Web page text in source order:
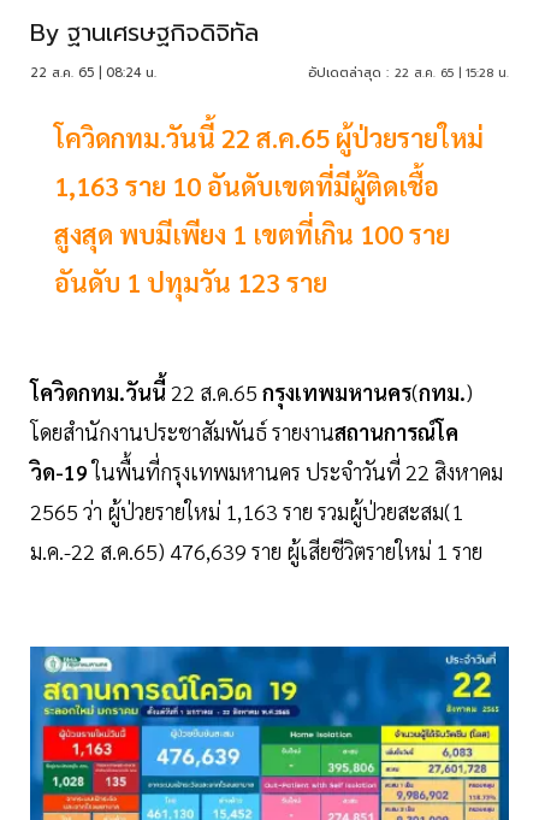
By ฐานเศรษฐกิจดิจิทัล
22 ส.ค. 65 | 08:24 น. อัปเดตล่าสุด : 22 ส.ค. 65 | 15:28 น.
โควิดกทม.วันนี้ 22 ส.ค.65 ผู้ป่วยรายใหม่
1,163 ราย 10 อันดับเขตที่มีผู้ติดเชื้อ
สูงสุด พบมีเพียง 1 เขตที่เกิน 100 ราย
อันดับ 1 ปทุมวัน 123 ราย
โควิดกทม.วันนี้ 22 ส.ค.65 กรุงเทพมหานคร(กทม.)
โดยสำนักงานประชาสัมพันธ์ รายงานสถานการณ์โค
วิด-19ในพื้นที่กรุงเทพมหานคร ประจำวันที่ 22 สิงหาคม
2565 ว่า ผู้ป่วยรายใหม่ 1,163 ราย รวมผู้ป่วยสะสม(1
ม.ค.-22 ส.ค.65) 476,639 ราย ผู้เสียชีวิตรายใหม่ 1 ราย